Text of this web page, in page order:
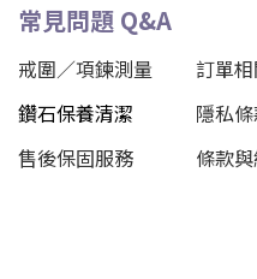
常見問題 Q&A
戒圍／項鍊測量
訂單
鑽石保養清潔
隱私
售後保固服務
條款